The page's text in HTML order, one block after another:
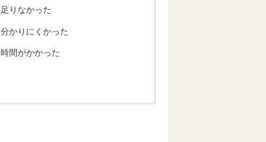
足りなかった
分かりにくかった
時間がかかった